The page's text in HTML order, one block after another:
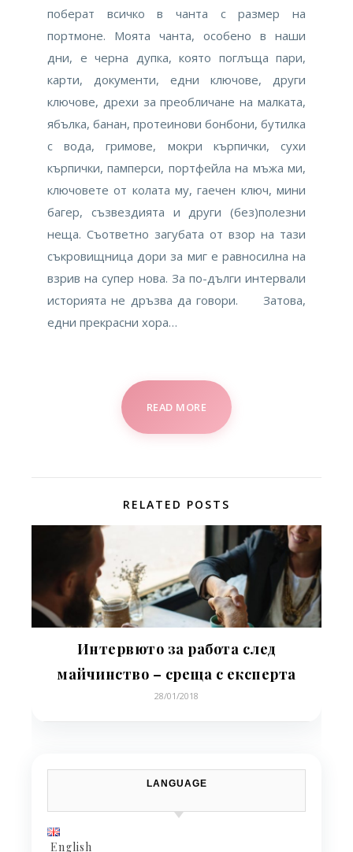
поберат всичко в чанта с размер на
портмоне. Моята чанта, особено в наши
дни, е черна дупка, която поглъща пари,
карти, документи, едни ключове, други
ключове, дрехи за преобличане на малката,
ябълка, банан, протеинови бонбони, бутилка
с вода, гримове, мокри кърпички, сухи
кърпички, памперси, портфейла на мъжа ми,
ключовете от колата му, гаечен ключ, мини
багер, съзвездията и други (без)полезни
неща. Съответно загубата от взор на тази
съкровищница дори за миг е равносилна на
взрив на супер нова. За по-дълги интервали
историята не дръзва да говори. Затова,
едни прекрасни хора…
READ MORE
RELATED POSTS
Интервюто за работа след
майчинство – среща с експерта
28/01/2018
LANGUAGE
English